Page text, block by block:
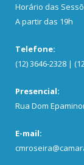
Horário das
A partir das 19h
Telefone:
(12) 3646-2328 |
Presencial:
Rua Dom
E-mail: